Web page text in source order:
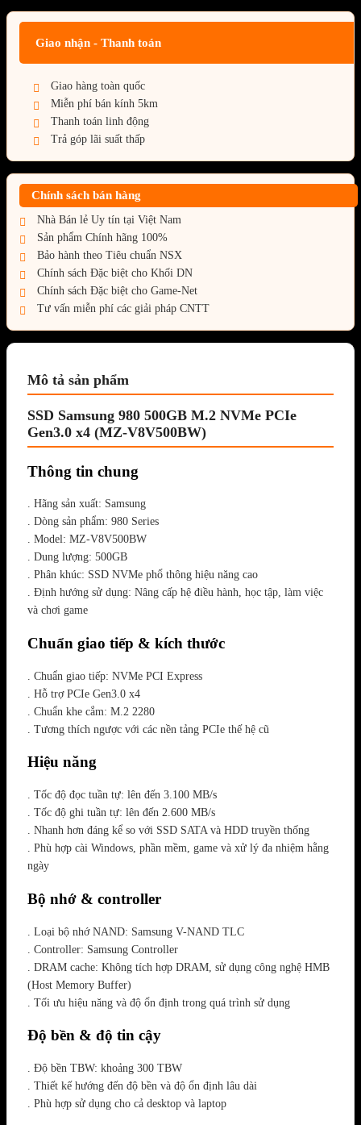
Giao nhận - Thanh toán
Giao hàng toàn quốc
Miễn phí bán kính 5km
Thanh toán linh động
Trả góp lãi suất thấp
Chính sách bán hàng
Nhà Bán lẻ Uy tín tại Việt Nam
Sản phẩm Chính hãng 100%
Bảo hành theo Tiêu chuẩn NSX
Chính sách Đặc biệt cho Khối DN
Chính sách Đặc biệt cho Game-Net
Tư vấn miễn phí các giải pháp CNTT
Mô tả sản phẩm
SSD Samsung 980 500GB M.2 NVMe PCIe
Gen3.0 x4 (MZ-V8V500BW)
Thông tin chung
. Hãng sản xuất: Samsung
. Dòng sản phẩm: 980 Series
. Model: MZ-V8V500BW
. Dung lượng: 500GB
. Phân khúc: SSD NVMe phổ thông hiệu năng cao
. Định hướng sử dụng: Nâng cấp hệ điều hành, học tập, làm việc
và chơi game
Chuẩn giao tiếp & kích thước
. Chuẩn giao tiếp: NVMe PCI Express
. Hỗ trợ PCIe Gen3.0 x4
. Chuẩn khe cắm: M.2 2280
. Tương thích ngược với các nền tảng PCIe thế hệ cũ
Hiệu năng
. Tốc độ đọc tuần tự: lên đến 3.100 MB/s
. Tốc độ ghi tuần tự: lên đến 2.600 MB/s
. Nhanh hơn đáng kể so với SSD SATA và HDD truyền thống
. Phù hợp cài Windows, phần mềm, game và xử lý đa nhiệm hằng
ngày
Bộ nhớ & controller
. Loại bộ nhớ NAND: Samsung V-NAND TLC
. Controller: Samsung Controller
. DRAM cache: Không tích hợp DRAM, sử dụng công nghệ HMB
(Host Memory Buffer)
. Tối ưu hiệu năng và độ ổn định trong quá trình sử dụng
Độ bền & độ tin cậy
. Độ bền TBW: khoảng 300 TBW
. Thiết kế hướng đến độ bền và độ ổn định lâu dài
. Phù hợp sử dụng cho cả desktop và laptop